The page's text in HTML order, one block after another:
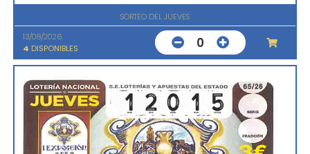
SORTEO DEL JUEVES
13/08/2026
4 DISPONIBLES 0